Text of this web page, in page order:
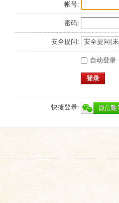
帐号:
密码:
安全提问:
自动登录
登录
快捷登录: